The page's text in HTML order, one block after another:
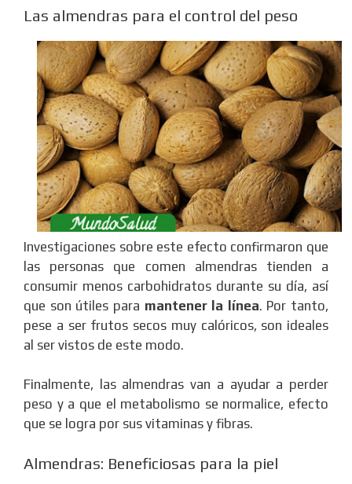
Las almendras para el control del peso
Investigaciones sobre este efecto confirmaron que
las personas que comen almendras tienden a
consumir menos carbohidratos durante su día, así
que son útiles para mantener la línea. Por tanto,
pese a ser frutos secos muy calóricos, son ideales
al ser vistos de este modo.
Finalmente, las almendras van a ayudar a perder
peso y a que el metabolismo se normalice, efecto
que se logra por sus vitaminas y fibras.
Almendras: Beneficiosas para la piel